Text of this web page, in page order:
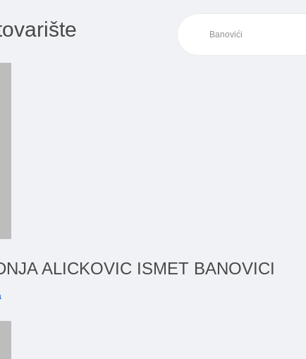
ALICKOVIC ISMET BANOVICI